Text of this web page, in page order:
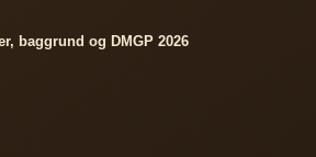
baggrund og DMGP 2026